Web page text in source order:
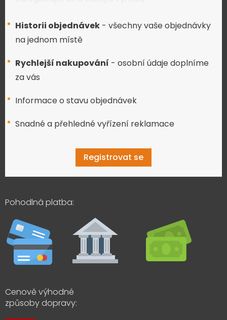
Historii objednávek - všechny vaše objednávky
na jednom místě
Rychlejší nakupování - osobní údaje doplníme
za vás
Informace o stavu objednávek
Snadné a přehledné vyřízení reklamace
Registrovat se
Pohodlná platba:
Cenově výhodné
způsoby dopravy: